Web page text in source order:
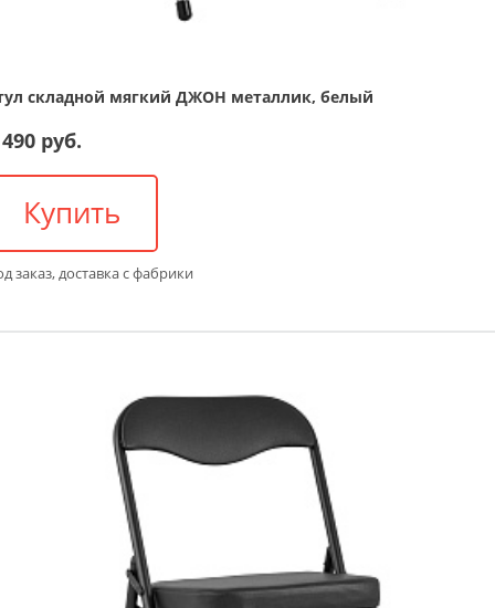
складной мягкий ДЖОН металлик, белый
руб.
Купить
заказ, доставка с фабрики